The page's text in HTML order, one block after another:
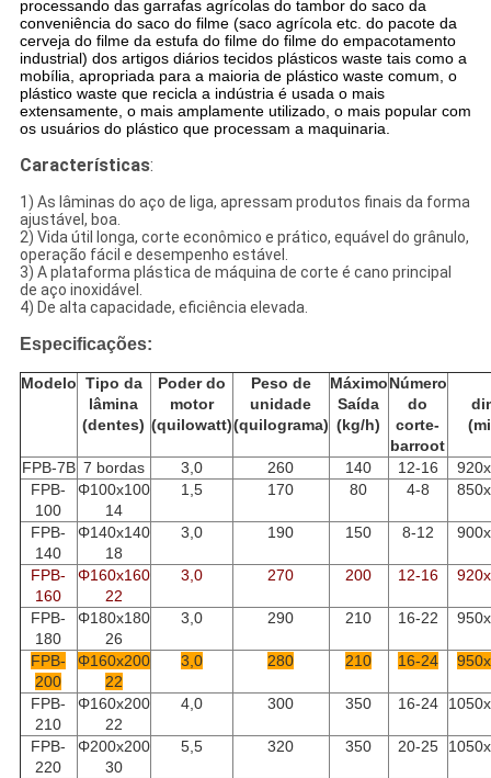
processando das garrafas agrícolas do tambor do saco da
conveniência do saco do filme (saco agrícola etc. do pacote da
cerveja do filme da estufa do filme do filme do empacotamento
industrial) dos artigos diários tecidos plásticos waste tais como a
mobília, apropriada para a maioria de plástico waste comum, o
plástico waste que recicla a indústria é usada o mais
extensamente, o mais amplamente utilizado, o mais popular com
os usuários do plástico que processam a maquinaria.
Características:
1) As lâminas do aço de liga, apressam produtos finais da forma
ajustável, boa.
2) Vida útil longa, corte econômico e prático, equável do grânulo,
operação fácil e desempenho estável.
3) A plataforma plástica de máquina de corte é cano principal
de aço inoxidável.
4) De alta capacidade, eficiência elevada.
Especificações:
Modelo Tipo da
lâmina
(dentes)
Poder do
motor
(quilowatt)
Peso de
unidade
(quilograma)
Máximo
Saída
(kg/h)
Número
do
corte-
barroot
FPB-7B 7 bordas 3,0 260 140 12-16
FPB-
100
Φ100x100
14
1,5 170 80 4-8
FPB-
140
Φ140x140
18
3,0 190 150 8-12
FPB-
160
Φ160x160
22
3,0 270 200 12-16
FPB-
180
Φ180x180
26
3,0 290 210 16-22
FPB-
200
Φ160x200
22
3,0 280 210 16-24
FPB-
210
Φ160x200
22
4,0 300 350 16-24
FPB-
220
Φ200x200
30
5,5 320 350 20-25